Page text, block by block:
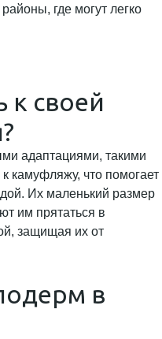
где могут легко
к своей
адаптациями, такими
к камуфляжу, что помогает
Их маленький размер
им прятаться в
защищая их от
в